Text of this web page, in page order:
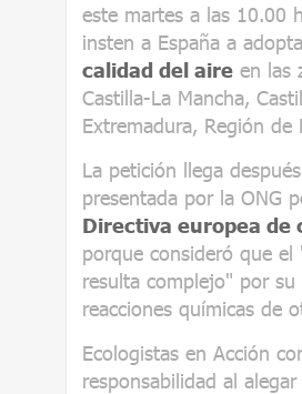
este martes a las 10.00
insten a España a
calidad del aire en las
Castilla-La Mancha,
Extremadura, Región de
La petición llega
presentada por la ONG
Directiva europea de
porque consideró que
resulta complejo" por
reacciones químicas de
Ecologistas en Acción
responsabilidad al